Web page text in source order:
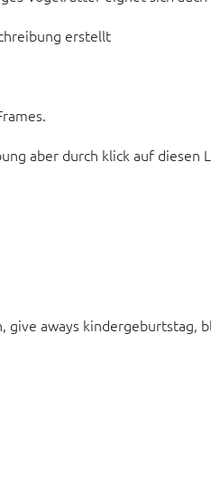
erstellt
aber durch klick auf diesen
give aways kindergeburtstag,